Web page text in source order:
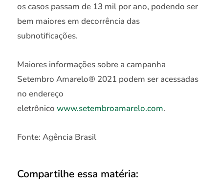
os casos passam de 13 mil por ano, podendo ser
bem maiores em decorrência das
subnotificações.
Maiores informações sobre a campanha
Setembro Amarelo® 2021 podem ser acessadas
no endereço
eletrônico www.setembroamarelo.com.
Fonte: Agência Brasil
Compartilhe essa matéria: